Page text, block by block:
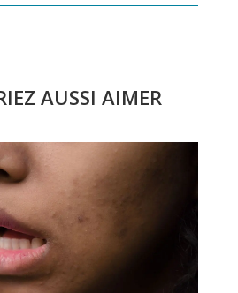
AUSSI AIMER